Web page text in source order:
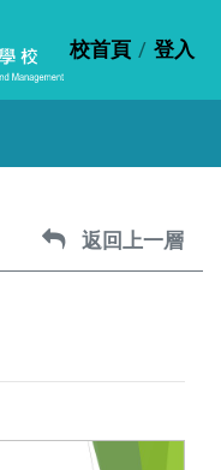
校首頁 登入
返回上一層